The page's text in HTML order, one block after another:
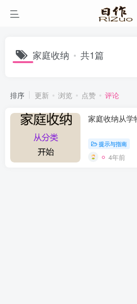
家庭收纳 共1篇
排序 更新 浏览 点赞 评论
家庭收纳从学
提示与指南
4年前